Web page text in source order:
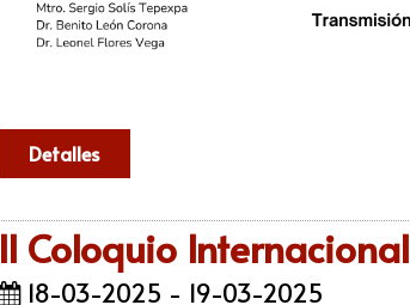
Detalles
II Coloquio Internacional
18-03-2025 - 19-03-2025